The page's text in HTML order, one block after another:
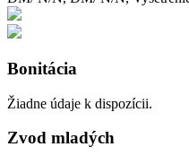
Bonitácia
Žiadne údaje k dispozícii.
Zvod mladých